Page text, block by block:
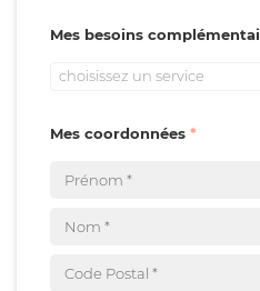
Mes besoins
choisissez un service
Mes coordonnées